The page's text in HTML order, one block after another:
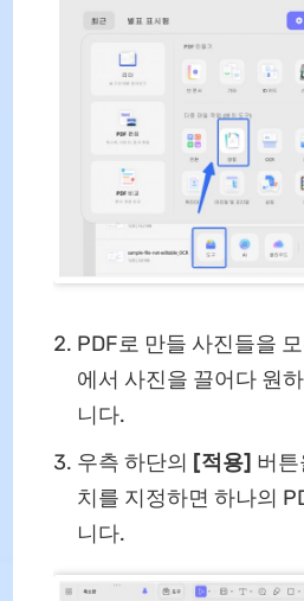
PDF로 만들 사진들을
에서 사진을 끌어다 원
니다.
우측 하단의 [적용] 버튼
치를 지정하면 하나의
니다.